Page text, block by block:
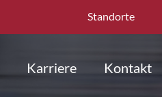
Standorte
Karriere Kontakt